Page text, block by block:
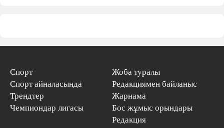
Спорт
Спорт айналасында
Трендтер
Чемпиондар лигасы
Жоба туралы
Редакциямен байланыс
Жарнама
Бос жұмыс орындары
Редакция